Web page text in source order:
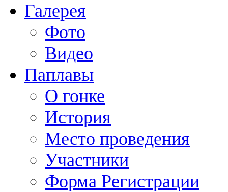
Галерея
Фото
Видео
Паплавы
О гонке
История
Место проведения
Участники
Форма Регистрации